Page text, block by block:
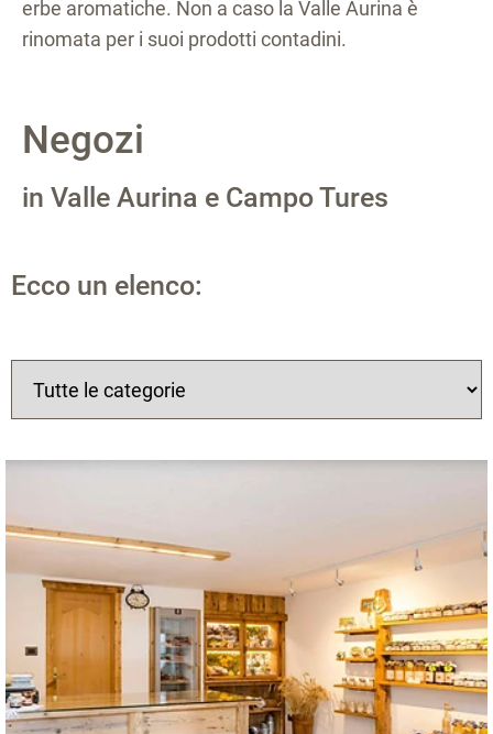
erbe aromatiche. Non a caso la Valle Aurina è
rinomata per i suoi prodotti contadini.
Negozi
in Valle Aurina e Campo Tures
Ecco un elenco: